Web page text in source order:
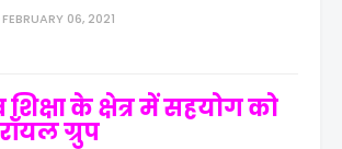
FEBRUARY 06, 2021
के क्षेत्र में सहयोग को
ग्रुप